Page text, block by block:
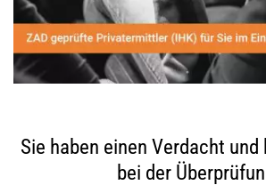
Sie haben einen Verdacht
bei der